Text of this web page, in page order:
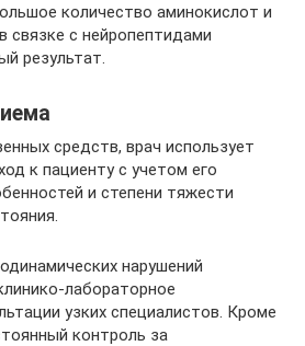
количество аминокислот и
связке с нейропептидами
результат.
средств, врач использует
к пациенту с учетом его
и степени тяжести
нарушений
лабораторное
узких специалистов. Кроме
контроль за